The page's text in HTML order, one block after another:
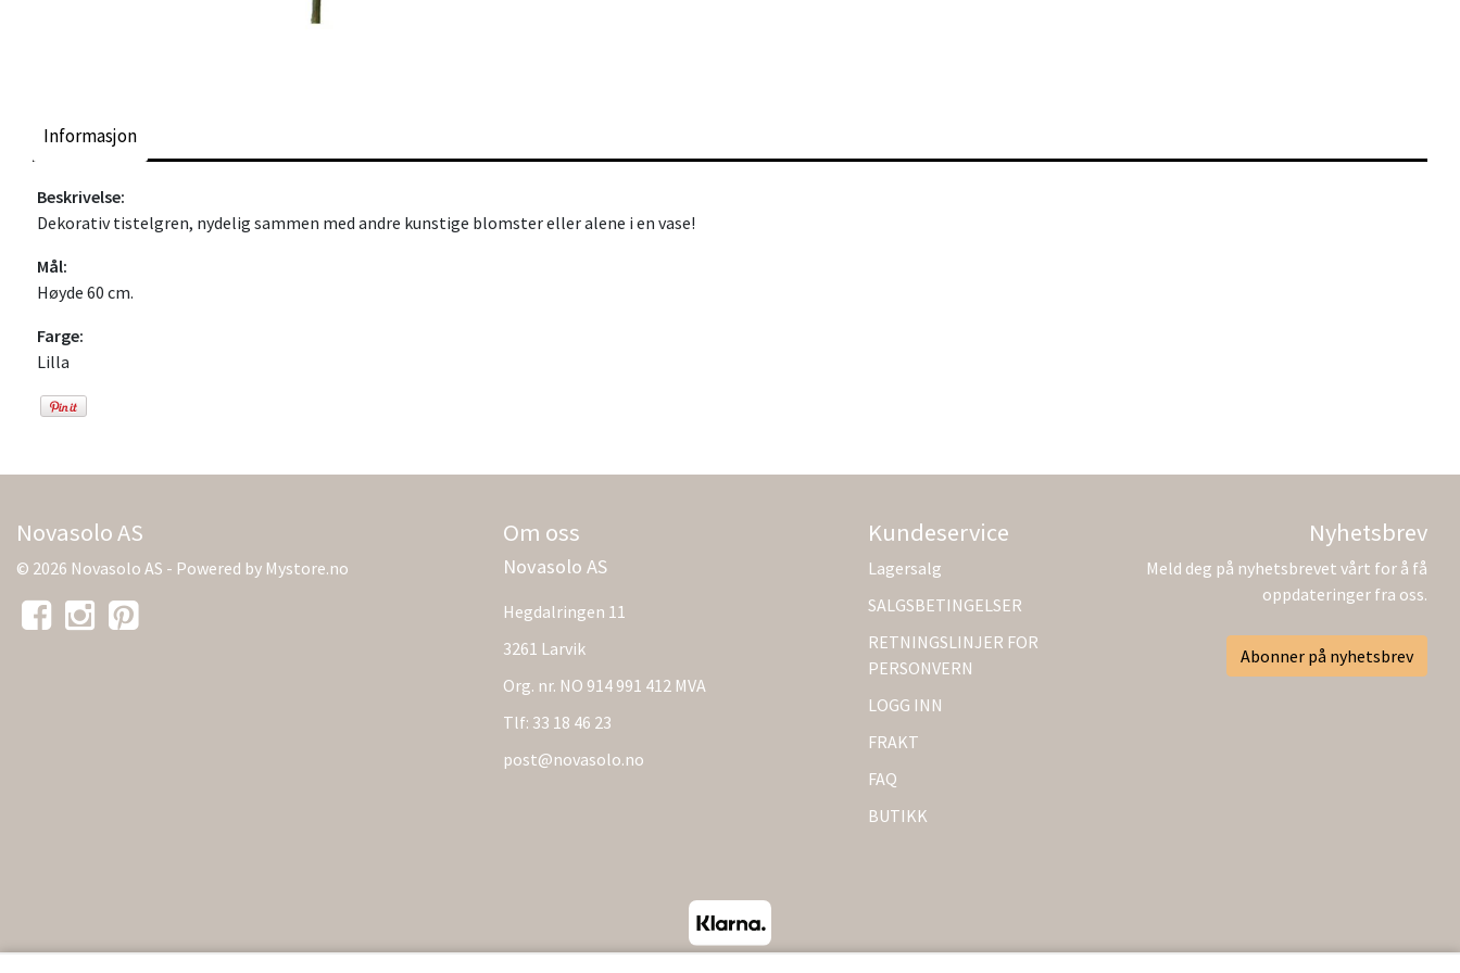
Informasjon
Beskrivelse:
Dekorativ tistelgren, nydelig sammen med andre kunstige blomster eller alene i en vase!
Mål:
Høyde 60 cm.
Farge:
Lilla
Novasolo AS
© 2026 Novasolo AS - Powered by Mystore.no
Om oss
Novasolo AS
Hegdalringen 11
3261 Larvik
Org. nr. NO 914 991 412 MVA
Tlf: 33 18 46 23
post@novasolo.no
Kundeservice
Lagersalg
SALGSBETINGELSER
RETNINGSLINJER FOR
PERSONVERN
LOGG INN
FRAKT
FAQ
BUTIKK
Nyhetsbrev
Meld deg på nyhetsbrevet vårt for å få
oppdateringer fra oss.
Abonner på nyhetsbrev